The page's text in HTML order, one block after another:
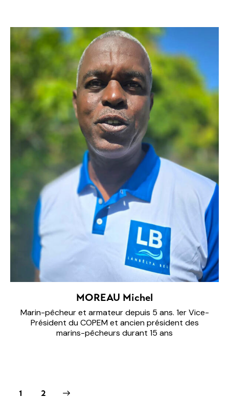
MOREAU Michel
Marin-pêcheur et armateur depuis 5 ans. 1er Vice-
Président du COPEM et ancien président des
marins-pêcheurs durant 15 ans
1 2